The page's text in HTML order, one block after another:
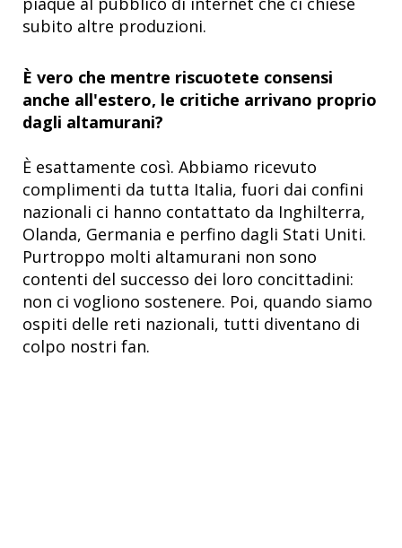
subito altre produzioni.
È vero che mentre riscuotete consensi
anche all'estero, le critiche arrivano proprio
dagli altamurani?
È esattamente così. Abbiamo ricevuto
complimenti da tutta Italia, fuori dai confini
nazionali ci hanno contattato da Inghilterra,
Olanda, Germania e perfino dagli Stati Uniti.
Purtroppo molti altamurani non sono
contenti del successo dei loro concittadini:
non ci vogliono sostenere. Poi, quando siamo
ospiti delle reti nazionali, tutti diventano di
colpo nostri fan.